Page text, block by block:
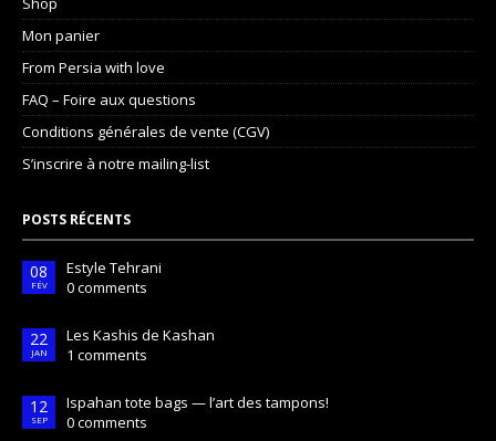
Mon panier
From Persia with love
FAQ – Foire aux questions
Conditions générales de vente (CGV)
S’inscrire à notre mailing-list
POSTS RÉCENTS
08
FÉV
Estyle Tehrani
0 comments
22
JAN
Les Kashis de Kashan
1 comments
12
SEP
Ispahan tote bags — l’art des tampons!
0 comments